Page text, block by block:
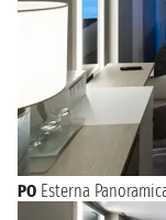
PO Esterna